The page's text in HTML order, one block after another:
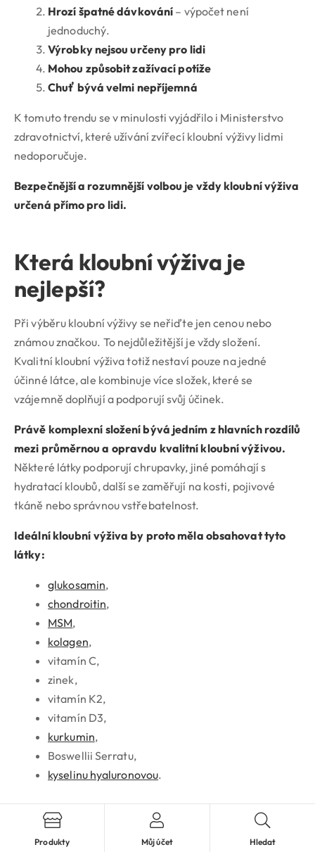
Hrozí špatné dávkování – výpočet není
jednoduchý.
Výrobky nejsou určeny pro lidi
Mohou způsobit zažívací potíže
Chuť bývá velmi nepříjemná
K tomuto trendu se v minulosti vyjádřilo i Ministerstvo
zdravotnictví, které užívání zvířecí kloubní výživy lidmi
nedoporučuje.
Bezpečnější a rozumnější volbou je vždy kloubní výživa
určená přímo pro lidi.
Která kloubní výživa je
nejlepší?
Při výběru kloubní výživy se neřiďte jen cenou nebo
známou značkou. To nejdůležitější je vždy složení.
Kvalitní kloubní výživa totiž nestaví pouze na jedné
účinné látce, ale kombinuje více složek, které se
vzájemně doplňují a podporují svůj účinek.
Právě komplexní složení bývá jedním z hlavních rozdílů
mezi průměrnou a opravdu kvalitní kloubní výživou.
Některé látky podporují chrupavky, jiné pomáhají s
hydratací kloubů, další se zaměřují na kosti, pojivové
tkáně nebo správnou vstřebatelnost.
Ideální kloubní výživa by proto měla obsahovat tyto
látky:
glukosamin,
chondroitin,
MSM,
kolagen,
vitamín C,
zinek,
vitamín K2,
vitamín D3,
kurkumin,
Boswellii Serratu,
kyselinu hyaluronovou.
Proč je kombinace látek tak důležitá?
Jednotlivé složky mají v těle odlišnou funkci a teprve
Produkty Můj účet Hledat